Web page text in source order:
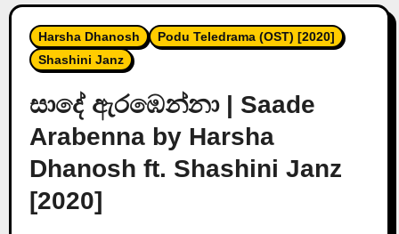
Harsha Dhanosh
Podu Teledrama (OST) [2020]
Shashini Janz
සාදේ ඇරඹෙන්නා | Saade
Arabenna by Harsha
Dhanosh ft. Shashini Janz
[2020]